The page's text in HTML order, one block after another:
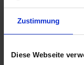
Zustimmung
Diese Webseite